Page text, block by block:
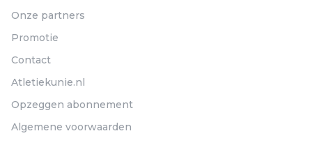
Onze partners
Promotie
Contact
Atletiekunie.nl
Opzeggen abonnement
Algemene voorwaarden